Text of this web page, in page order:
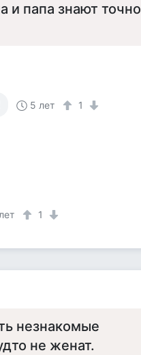
и папа знают точно
5 лет 1
1
незнакомые
не женат.